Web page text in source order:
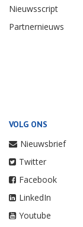
Nieuwsscript
Partnernieuws
VOLG ONS
Nieuwsbrief
Twitter
Facebook
LinkedIn
Youtube